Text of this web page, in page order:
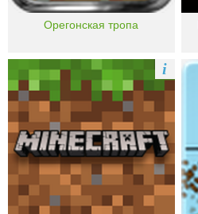
Орегонская тропа
i